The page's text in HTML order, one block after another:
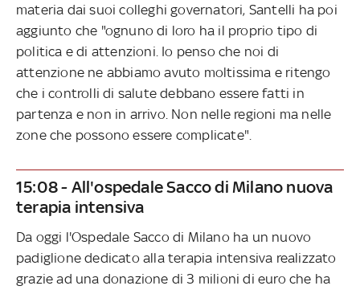
materia dai suoi colleghi governatori, Santelli ha poi
aggiunto che "ognuno di loro ha il proprio tipo di
politica e di attenzioni. Io penso che noi di
attenzione ne abbiamo avuto moltissima e ritengo
che i controlli di salute debbano essere fatti in
partenza e non in arrivo. Non nelle regioni ma nelle
zone che possono essere complicate".
15:08 - All'ospedale Sacco di Milano nuova
terapia intensiva
Da oggi l'Ospedale Sacco di Milano ha un nuovo
padiglione dedicato alla terapia intensiva realizzato
grazie ad una donazione di 3 milioni di euro che ha